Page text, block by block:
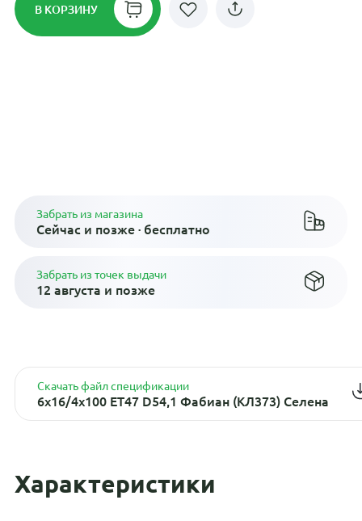
В КОРЗИНУ
Забрать из магазина
Сейчас и позже · бесплатно
Забрать из точек выдачи
12 августа и позже
Скачать файл спецификации
6x16/4x100 ET47 D54,1 Фабиан (КЛ373) Селена
Характеристики